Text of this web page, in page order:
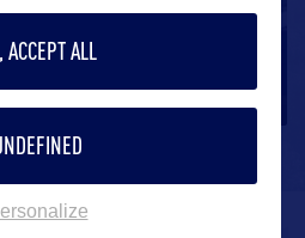
Mall
Mall, situé au cœur de
…
ACCEPT ALL